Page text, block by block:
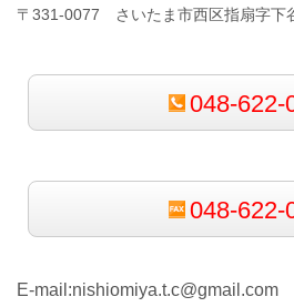
〒331-0077 さいたま市西区指扇字下
048-622-
048-622-
E-mail:nishiomiya.t.c@gmail.com